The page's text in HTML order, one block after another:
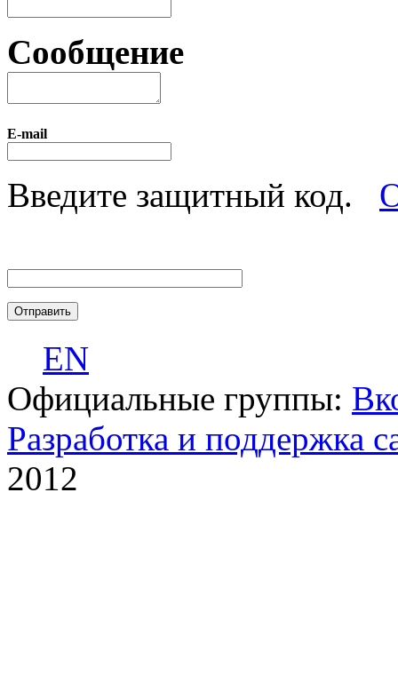
Сообщение
E-mail
Введите защитный код.
EN
Официальные группы:
Разработка и поддержка
2012